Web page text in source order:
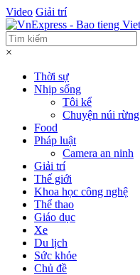
Video Giải trí
×
Thời sự
Nhịp sống
Tôi kể
Chuyện núi rừng
Food
Pháp luật
Camera an ninh
Giải trí
Thế giới
Khoa học công nghệ
Thể thao
Giáo dục
Xe
Du lịch
Sức khỏe
Chủ đề